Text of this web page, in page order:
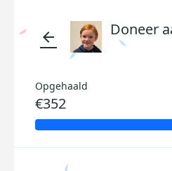
arrow_back Doneer
Opgehaald
€352